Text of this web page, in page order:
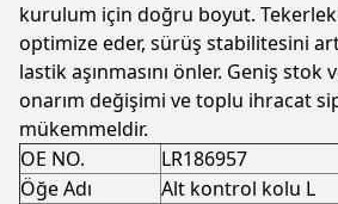
kurulum için doğru boyut. Tekerlek
optimize eder, sürüş stabilitesini
lastik aşınmasını önler. Geniş stok
onarım değişimi ve toplu ihracat
mükemmeldir.
OE NO.
LR186957
Öğe Adı
Alt kontrol kolu L